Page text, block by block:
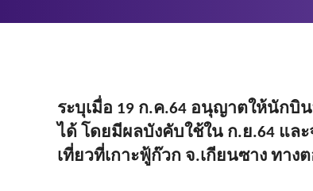
ระบุเมื่อ 19 ก.ค.64 อนุญาตให้นักบิ
ได้ โดยมีผลบังคับใช้ใน ก.ย.64 แล
เที่ยวที่เกาะฟู้ก๊วก จ.เกียนซาง ทาง